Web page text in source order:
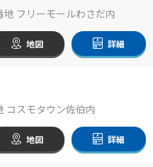
フリーモールわさだ内
地図 詳細
コスモタウン佐伯内
地図 詳細